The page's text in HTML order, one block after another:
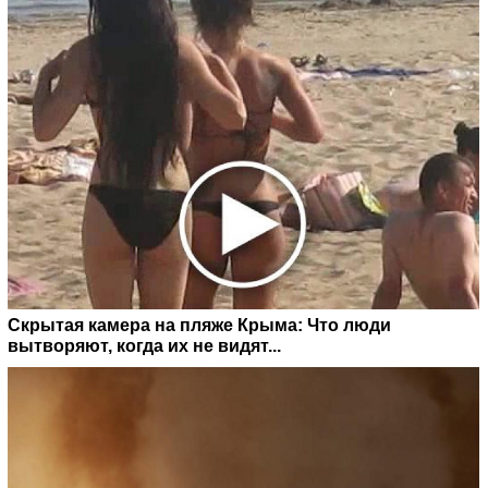
Скрытая камера на пляже Крыма: Что люди
вытворяют, когда их не видят...